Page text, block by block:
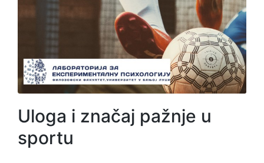
Uloga i značaj pažnje u
sportu